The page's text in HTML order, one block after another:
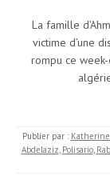
La famille
victime d’une
rompu ce
Publier par :
Abdelaziz, Polisario,